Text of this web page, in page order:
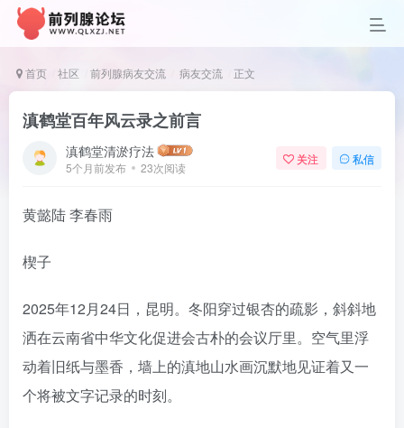
首页 社区 前列腺病友交流 病友交流 正文
滇鹤堂百年风云录之前言
滇鹤堂清淤疗法
5个月前发布 23次阅读
关注 私信
黄懿陆 李春雨
楔子
2025年12月24日，昆明。冬阳穿过银杏的疏影，斜斜地
洒在云南省中华文化促进会古朴的会议厅里。空气里浮
动着旧纸与墨香，墙上的滇地山水画沉默地见证着又一
个将被文字记录的时刻。